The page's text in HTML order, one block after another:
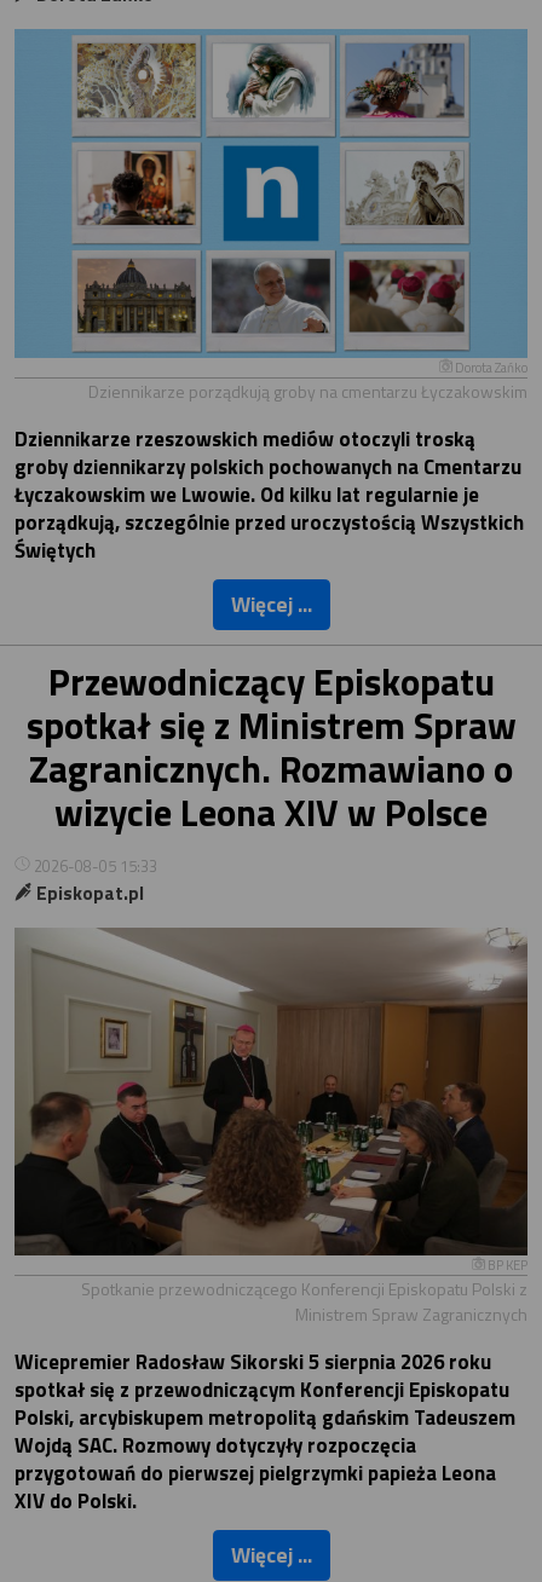
Dorota Zańko
Dziennikarze porządkują groby na cmentarzu Łyczakowskim
Dziennikarze rzeszowskich mediów otoczyli troską
groby dziennikarzy polskich pochowanych na Cmentarzu
Łyczakowskim we Lwowie. Od kilku lat regularnie je
porządkują, szczególnie przed uroczystością Wszystkich
Świętych
Więcej ...
Przewodniczący Episkopatu
spotkał się z Ministrem Spraw
Zagranicznych. Rozmawiano o
wizycie Leona XIV w Polsce
2026-08-05 15:33
Episkopat.pl
BP KEP
Spotkanie przewodniczącego Konferencji Episkopatu Polski z
Ministrem Spraw Zagranicznych
Wicepremier Radosław Sikorski 5 sierpnia 2026 roku
spotkał się z przewodniczącym Konferencji Episkopatu
Polski, arcybiskupem metropolitą gdańskim Tadeuszem
Wojdą SAC. Rozmowy dotyczyły rozpoczęcia
przygotowań do pierwszej pielgrzymki papieża Leona
XIV do Polski.
Więcej ...